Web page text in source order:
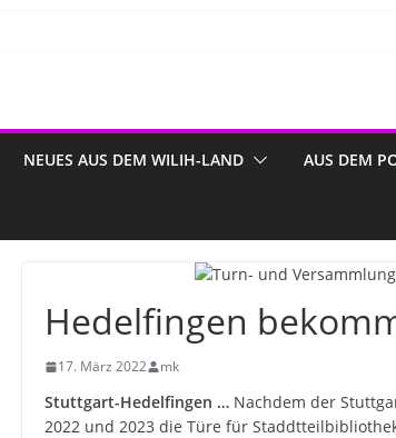
NEUES AUS DEM WILIH-LAND AUS DEM
Hedelfingen
17. März 2022 mk
Stuttgart-Hedelfingen … Nachdem der
2022 und 2023 die Türe für